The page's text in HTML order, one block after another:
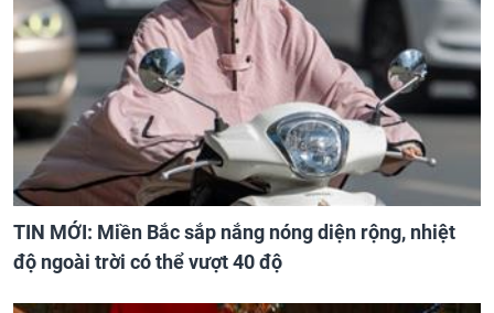
TIN MỚI: Miền Bắc sắp nắng nóng diện rộng, nhiệt
độ ngoài trời có thể vượt 40 độ